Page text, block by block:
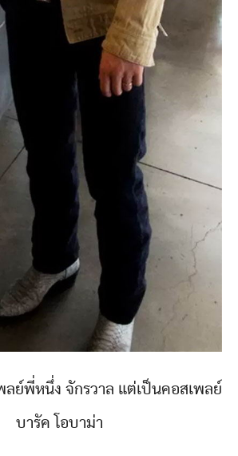
ลย์พี่หนึ่ง จักรวาล แต่เป็นคอสเพลย์
บารัค โอบาม่า